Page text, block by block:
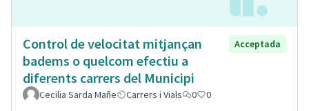
Control de velocitat mitjançan
badems o quelcom efectiu a
diferents carrers del Municipi
Acceptada
Cecilia Sarda Mañe Carrers i Vials 0 0